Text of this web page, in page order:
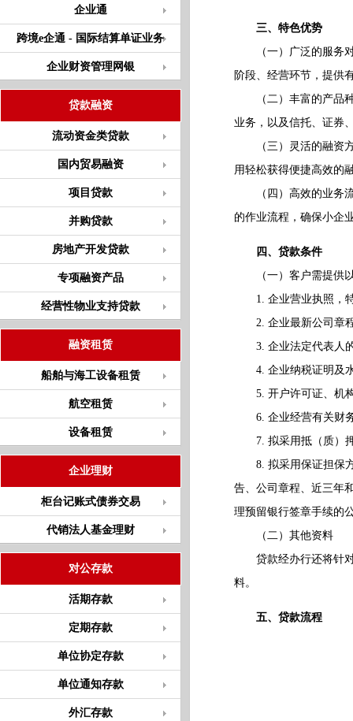
企业通
跨境e企通 - 国际结算单证业务
企业财资管理网银
贷款融资
流动资金类贷款
国内贸易融资
项目贷款
并购贷款
房地产开发贷款
专项融资产品
经营性物业支持贷款
融资租赁
船舶与海工设备租赁
航空租赁
设备租赁
企业理财
柜台记账式债券交易
代销法人基金理财
对公存款
活期存款
定期存款
单位协定存款
单位通知存款
外汇存款
三、特色优势
（一）广泛的服务对
阶段、经营环节，提供
（二）丰富的产品种
业务，以及信托、证券
（三）灵活的融资方
用轻松获得便捷高效的
（四）高效的业务流
的作业流程，确保小企
四、贷款条件
（一）客户需提供以
1. 企业营业执照，特
2. 企业最新公司章程
3. 企业法定代表人的
4. 企业纳税证明及水
5. 开户许可证、机构
6. 企业经营有关财
7. 拟采用抵（质）押
8. 拟采用保证担保方
告、公司章程、近三年
理预留银行签章手续的
（二）其他资料
贷款经办行还将针对
料。
五、贷款流程